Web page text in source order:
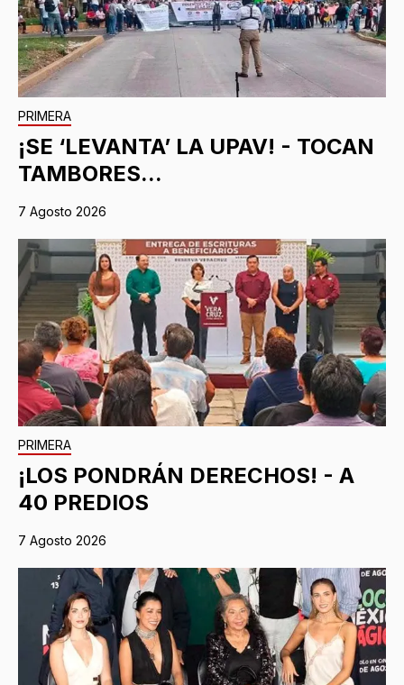
PRIMERA
¡SE ‘LEVANTA’ LA UPAV! - TOCAN
TAMBORES...
7 Agosto 2026
PRIMERA
¡LOS PONDRÁN DERECHOS! - A
40 PREDIOS
7 Agosto 2026